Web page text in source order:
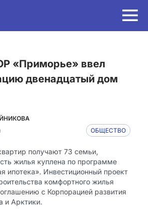
двенадцатый дом
ОБЩЕСТВО
получают 73 семьи,
жилья куплена по программе
ипотека». Инвестиционный проект
комфортного жилья
с Корпорацией развития
и Арктики.